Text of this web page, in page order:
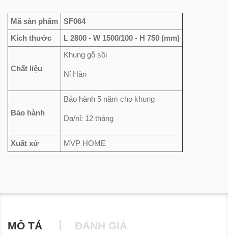
Mã sản phẩm
SF064
Kích thước
L 2800 - W 1500/100 - H 750 (mm)
Chất liệu
Khung gỗ sồi
Nỉ Hàn
Bảo hành
Bảo hành 5 năm cho khung
Da/nỉ: 12 tháng
Xuất xứ MVP HOME
MÔ TẢ ĐÁNH GIÁ